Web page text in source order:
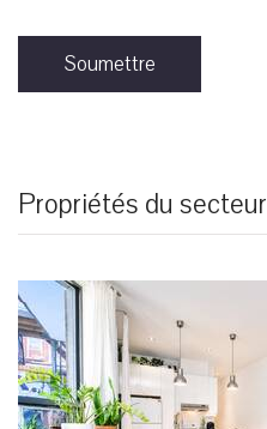
Soumettre
Propriétés du secteur